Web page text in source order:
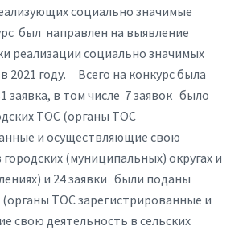
социально значимые
был направлен на выявление
реализации социально значимых
2021 году. Всего на конкурс была
заявка, в том числе 7 заявок было
ТОС (органы ТОС
и осуществляющие свою
(муниципальных) округах и
и 24 заявки были поданы
ТОС зарегистрированные и
свою деятельность в сельских